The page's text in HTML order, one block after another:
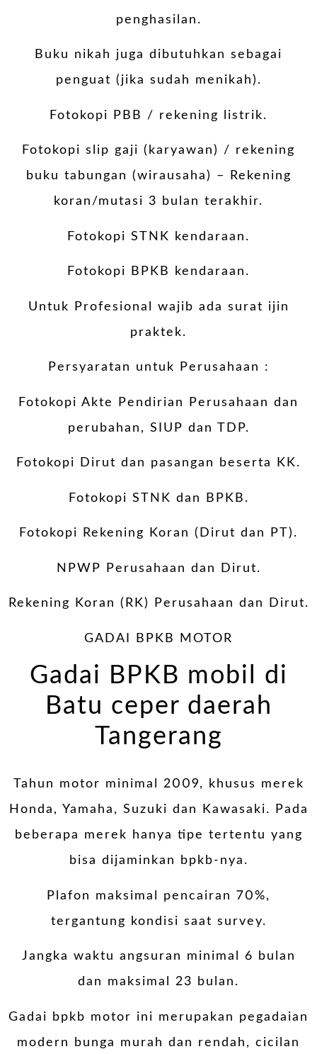
penghasilan.
Buku nikah juga dibutuhkan sebagai
penguat (jika sudah menikah).
Fotokopi PBB / rekening listrik.
Fotokopi slip gaji (karyawan) / rekening
buku tabungan (wirausaha) – Rekening
koran/mutasi 3 bulan terakhir.
Fotokopi STNK kendaraan.
Fotokopi BPKB kendaraan.
Untuk Profesional wajib ada surat ijin
praktek.
Persyaratan untuk Perusahaan :
Fotokopi Akte Pendirian Perusahaan dan
perubahan, SIUP dan TDP.
Fotokopi Dirut dan pasangan beserta KK.
Fotokopi STNK dan BPKB.
Fotokopi Rekening Koran (Dirut dan PT).
NPWP Perusahaan dan Dirut.
Rekening Koran (RK) Perusahaan dan Dirut.
GADAI BPKB MOTOR
Gadai BPKB mobil di
Batu ceper daerah
Tangerang
Tahun motor minimal 2009, khusus merek
Honda, Yamaha, Suzuki dan Kawasaki. Pada
beberapa merek hanya tipe tertentu yang
bisa dijaminkan bpkb-nya.
Plafon maksimal pencairan 70%,
tergantung kondisi saat survey.
Jangka waktu angsuran minimal 6 bulan
dan maksimal 23 bulan.
Gadai bpkb motor ini merupakan pegadaian
modern bunga murah dan rendah, cicilan